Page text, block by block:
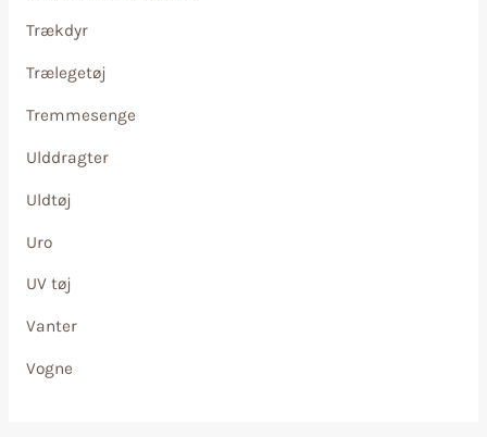
Trækdyr
Trælegetøj
Tremmesenge
Ulddragter
Uldtøj
Uro
UV tøj
Vanter
Vogne